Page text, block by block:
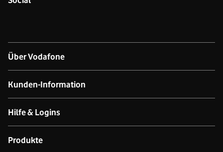
Über Vodafone
Über das Unternehmen
Netzabdeckung Mobilfunk
Kunden-Information
Kontakt für Geschäftskund:innen
Hilfe & Logins
Produkt- & technischer Support
Produkte